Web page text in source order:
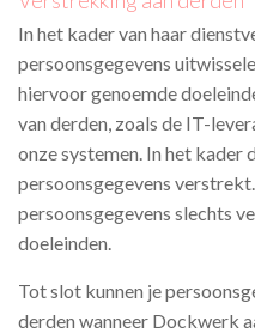
In het kader van haar
persoonsgegevens
hiervoor genoemde
van derden, zoals de IT-
onze systemen. In het kader
persoonsgegevens
persoonsgegevens slechts
doeleinden.
Tot slot kunnen je
derden wanneer Dockwerk